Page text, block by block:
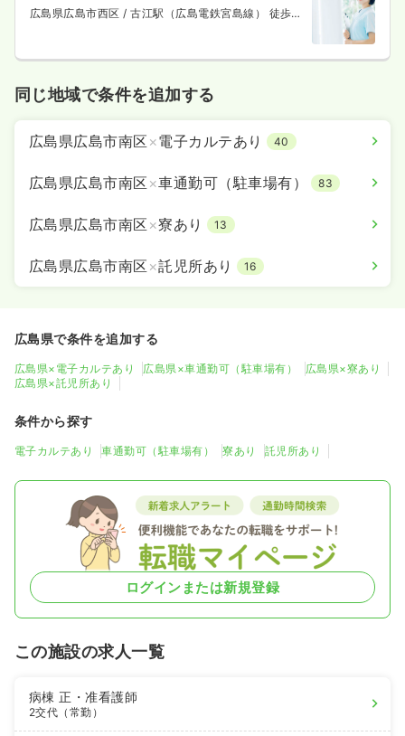
広島県広島市西区/ 古江駅（広島電鉄宮島線） 徒歩3
同じ地域で条件を追加する
広島県広島市南区 ×電子カルテあり 40
広島県広島市南区 ×車通勤可（駐車場有） 83
広島県広島市南区 ×寮あり 13
広島県広島市南区 ×託児所あり 16
広島県で条件を追加する
広島県×電子カルテあり 広島県×車通勤可（駐車場有）
広島県×寮あり
広島県×託児所あり
条件から探す
電子カルテあり 車通勤可（駐車場有） 寮あり 託児所あり
ログインまたは新規登録
この施設の求人一覧
病棟正・准看護師
2交代（常勤）